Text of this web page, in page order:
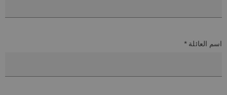
اسم العائلة *